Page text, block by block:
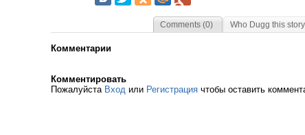
Comments (0) Who Dugg this
Комментарии
Комментировать
Пожалуйста Вход или Регистрация чтобы оставить